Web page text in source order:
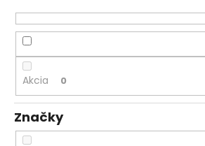
Akcia 0
Značky